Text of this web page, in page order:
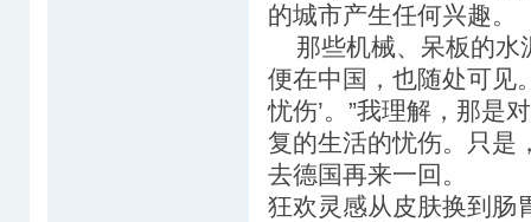
的城市产生任何兴趣。
那些机械、呆板的水
便在中国，也随处可见
忧伤’。”我理解，那是
复的生活的忧伤。只是
去德国再来一回。
狂欢灵感从皮肤换到肠